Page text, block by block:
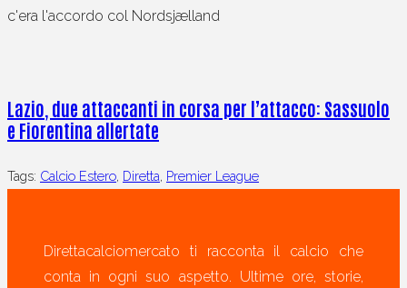
Lazio, due attaccanti in corsa per l’attacco: Sassuolo
e Fiorentina allertate
Tags: Calcio Estero, Diretta, Premier League
Direttacalciomercato ti racconta il calcio che
conta in ogni suo aspetto. Ultime ore, storie,